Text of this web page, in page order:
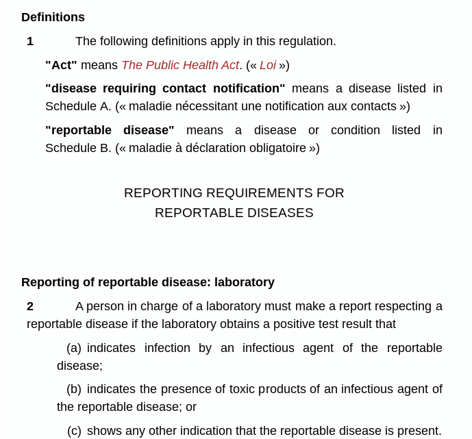
Definitions
1
The following definitions apply in this regulation.
"Act" means The Public Health Act. (« Loi»)
"disease requiring contact notification" means a disease listed in
Schedule A. (« maladie nécessitant une notification aux contacts »)
"reportable disease" means a disease or condition listed in
Schedule B. (« maladie à déclaration obligatoire »)
REPORTING REQUIREMENTS FOR
REPORTABLE DISEASES
Reporting of reportable disease: laboratory
2
A person in charge of a laboratory must make a report respecting a
reportable disease if the laboratory obtains a positive test result that
(a) indicates infection by an infectious agent of the reportable
disease;
(b) indicates the presence of toxic products of an infectious agent of
the reportable disease; or
(c) shows any other indication that the reportable disease is present.